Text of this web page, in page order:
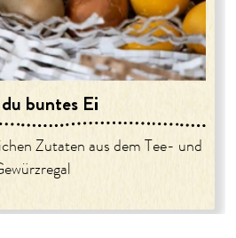
buntes Ei
Zutaten aus dem Tee- und